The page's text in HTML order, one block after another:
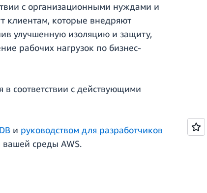
с организационными нуждами и
клиентам, которые внедряют
улучшенную изоляцию и защиту,
рабочих нагрузок по бизнес-
в соответствии с действующими
и руководством для разработчиков
вашей среды AWS.